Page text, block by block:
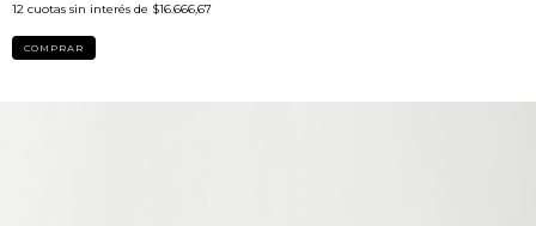
12 cuotas sin interés de $16.666,67
COMPRAR